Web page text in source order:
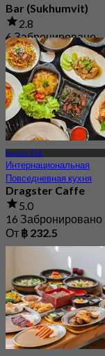
Bar (Sukhumvit)
2.8
6 Забронировано
От฿ 450
Кхлонг Тёй
Интернациональная
Повседневная кухня
Dragster Caffe
5.0
16 Забронировано
От ฿ 232.5